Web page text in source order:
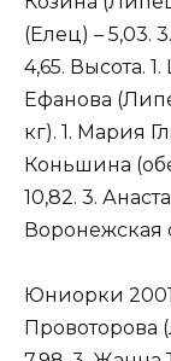
(Елец) – 5,03.
4,65. Высота.
Ефанова
кг). 1. Мария
Коньшина
10,82. 3.
Воронежская
Юниорки
Провоторова